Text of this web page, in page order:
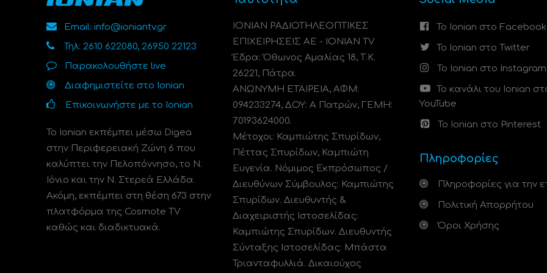
Email: info@ioniantv.gr
Τηλ: 2610 622080, 26950 22123
Παρακολουθήστε live
Διαφημιστείτε στο Ionian
Επικοινωνήστε με το Ionian
Το Ionian εκπέμπει μέσω Digea
στην Περιφερειακή Ζώνη 6 που
καλύπτει την Πελοπόννησο, το N.
Ιόνιο και την Ν. Στερεά Ελλάδα.
Ακόμη, εκπέμπει στη θέση 673 στην
πλατφόρμα της Cosmote TV
καθώς και διαδικτυακά.
ΙΟΝΙΑΝ ΡΑΔΙΟΤΗΛΕΟΠΤΙΚΕΣ
ΕΠΙΧΕΙΡΗΣΕΙΣ ΑΕ - IONIAN TV
Έδρα: Όθωνος Αμαλίας 18, Τ.Κ.
26221, Πάτρα.
ΑΝΩΝΥΜΗ ΕΤΑΙΡΕΙΑ, ΑΦΜ:
094233274, ΔΟΥ: A Πατρών, ΓΕΜΗ:
70193624000.
Μέτοχοι: Καμπιώτης Σπυρίδων,
Πέττας Σπυρίδων, Καμπιώτη
Ευγενία. Νόμιμος Εκπρόσωπος /
Διευθύνων Σύμβουλος: Καμπιώτης
Σπυρίδων. Διευθυντής &
Διαχειριστής Ιστοσελίδας:
Καμπιώτης Σπυρίδων. Διευθυντής
Σύνταξης Ιστοσελίδας: Μπάστα
Τριανταφυλλιά. Δικαιούχος
Το Ionian στο Facebook
Το Ionian στο Twitter
Το Ionian στο Instagram
Το κανάλι του Ionian
YouTube
Το Ionian στο Pinterest
Πληροφορίες
Πληροφορίες για την
Πολιτική Απορρήτου
Όροι Χρήσης